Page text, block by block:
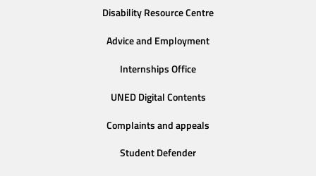
Disability Resource Centre
Advice and Employment
Internships Office
UNED Digital Contents
Complaints and appeals
Student Defender